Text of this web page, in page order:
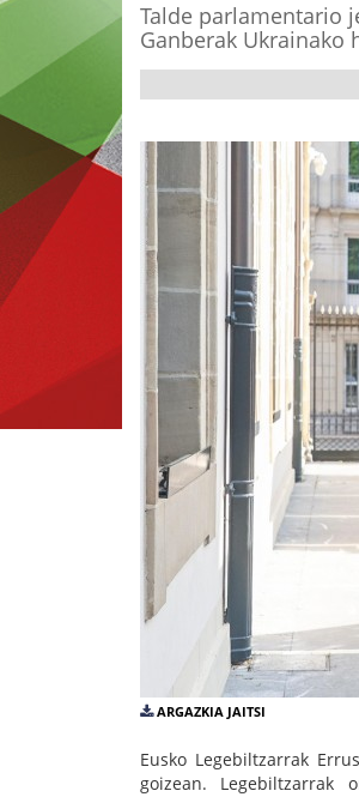
Talde parlamentario
Ganberak
ARGAZKIA JAITSI
Eusko Legebiltzarrak
goizean. Legebiltzarrak